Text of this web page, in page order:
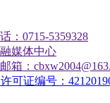
：0715-5359328
媒体中心
箱：
可证编号：